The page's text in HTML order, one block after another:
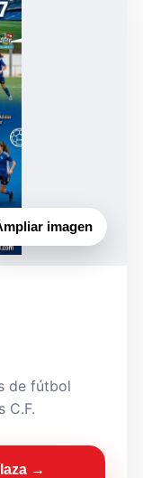
imagen
de fútbol
C.F.
→